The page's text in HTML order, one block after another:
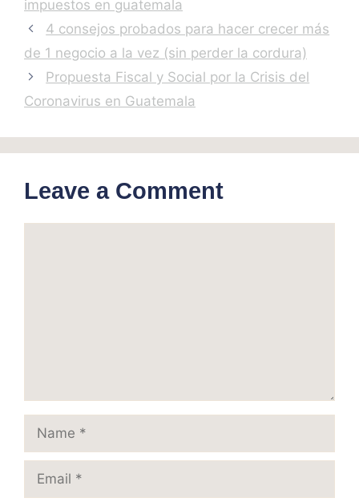
impuestos en guatemala
4 consejos probados para hacer crecer más
de 1 negocio a la vez (sin perder la cordura)
Propuesta Fiscal y Social por la Crisis del
Coronavirus en Guatemala
Leave a Comment
Name
Email